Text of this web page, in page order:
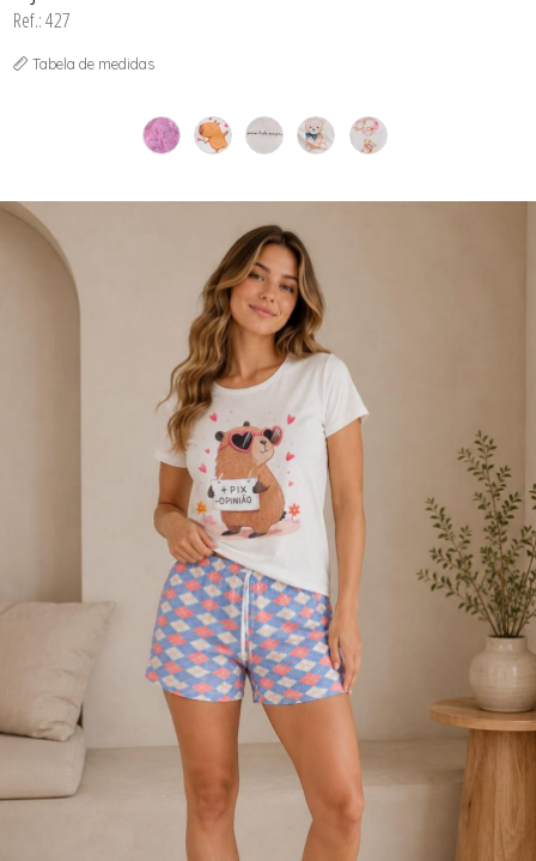
Ref.: 427
Tabela de medidas